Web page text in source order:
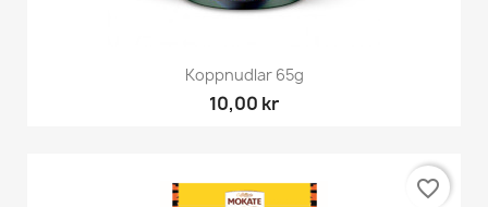
Koppnudlar 65g
10,00 kr
favorite_border